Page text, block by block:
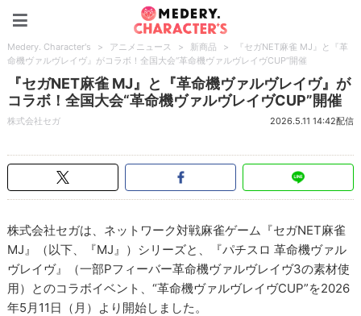
Medery. Character's > アニメニュース > 新商品 >
『セガNET麻雀 MJ』と『革
命機ヴァルヴレイヴ』がコラボ！全国大会“革命機ヴァルヴレイヴCUP”開催
『セガNET麻雀 MJ』と『革命機ヴァルヴレイヴ』が
コラボ！全国大会“革命機ヴァルヴレイヴCUP”開催
株式会社セガ 2026.5.11 14:42配信
株式会社セガは、ネットワーク対戦麻雀ゲーム『セガNET麻雀
MJ』（以下、『MJ』）シリーズと、『パチスロ 革命機ヴァル
ヴレイヴ』（一部Pフィーバー革命機ヴァルヴレイヴ3の素材使
用）とのコラボイベント、“革命機ヴァルヴレイヴCUP”を2026
年5月11日（月）より開始しました。